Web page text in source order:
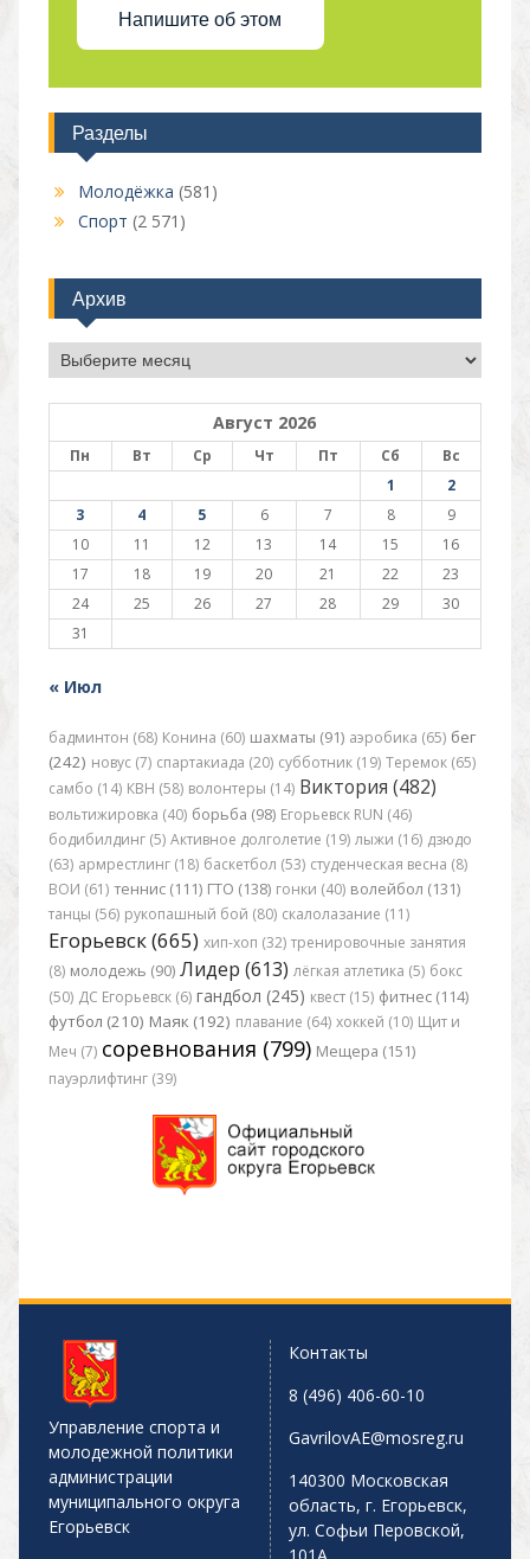
Напишите об этом
Разделы
Молодёжка (581)
Спорт (2 571)
Архив
Архив
Август 2026
Пн Вт Ср Чт Пт Сб
Вс
1
2
3
4 5 6 7 8
9
10
11 12 13 14 15
16
17
18 19 20 21 22
23
24
25 26 27 28 29
30
31
« Июл
бадминтон (68) Конина (60) шахматы (91) аэробика (65) бег
(242) новус (7) спартакиада (20) субботник (19) Теремок (65)
самбо (14) КВН (58) волонтеры (14) Виктория (482)
вольтижировка (40) борьба (98) Егорьевск RUN (46)
бодибилдинг (5) Активное долголетие (19) лыжи (16) дзюдо
(63) армрестлинг (18) баскетбол (53) студенческая весна (8)
ВОИ (61) теннис (111) ГТО (138) гонки (40) волейбол (131)
танцы (56) рукопашный бой (80) скалолазание (11)
Егорьевск (665) хип-хоп (32) тренировочные занятия
(8) молодежь (90) Лидер (613) лёгкая атлетика (5) бокс
(50) ДС Егорьевск (6) гандбол (245) квест (15) фитнес (114)
футбол (210) Маяк (192) плавание (64) хоккей (10) Щит и
Меч (7) соревнования (799) Мещера (151)
пауэрлифтинг (39)
Управление спорта и
молодежной политики
администрации
муниципального округа
Егорьевск
Контакты
8 (496) 406-60-10
GavrilovAE@mosreg.ru
140300 Московская
область, г. Егорьевск,
ул. Софьи Перовской,